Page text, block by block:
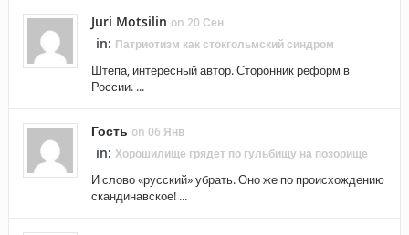
Juri Motsilin on 20 Сен
in: Патриотизм как стокгольмский синдром
Штепа, интересный автор. Сторонник реформ в
России. ...
Гость on 06 Янв
in: Хорошилище грядет по гульбищу на позорище
И слово «русский» убрать. Оно же по происхождению
скандинавское! ...